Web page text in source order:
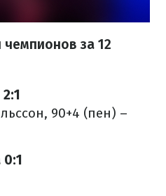
чемпионов за 12
90+4 (пен) –